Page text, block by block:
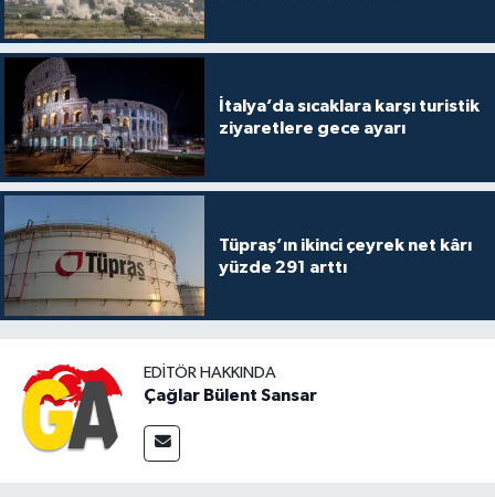
İtalya’da sıcaklara karşı turistik
ziyaretlere gece ayarı
Tüpraş’ın ikinci çeyrek net kârı
yüzde 291 arttı
EDITÖR HAKKINDA
Çağlar Bülent Sansar